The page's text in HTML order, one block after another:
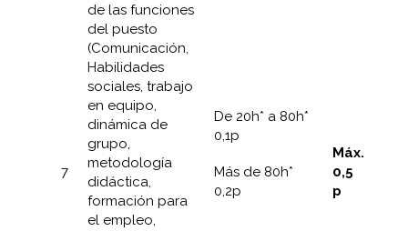
7
de las funciones
del puesto
(Comunicación,
Habilidades
sociales, trabajo
en equipo,
dinámica de
grupo,
metodología
didáctica,
formación para
el empleo,
De 20h* a 80h*
0,1p
Más de 80h*
0,2p
Máx.
0,5
p